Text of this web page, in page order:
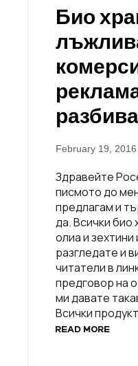
Био
February 19, 2016
Здравейте
писмото до
предлагам и
да. Всички био
олиа и
разгледате и
читатели в
предговор на
ми давате
Всички
READ MORE